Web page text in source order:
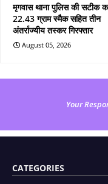
मृगवास थाना पुलिस की सटीक
22.43 ग्राम स्मैक सहित तीन
अंतर्राज्यीय तस्कर गिरफ्तार
August 05, 2026
Your
CATEGORIES